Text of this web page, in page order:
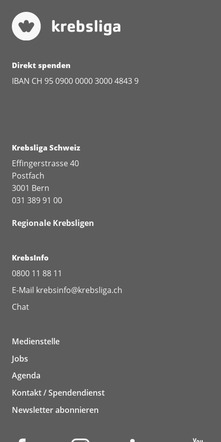
Direkt spenden
IBAN CH 95 0900 0000 3000 4843 9
Krebsliga Schweiz
Effingerstrasse 40
Postfach
3001 Bern
031 389 91 00
Regionale Krebsligen
KrebsInfo
0800 11 88 11
E-Mail krebsinfo@krebsliga.ch
Chat
Medienstelle
Jobs
Agenda
Kontakt / Spendendienst
Newsletter abonnieren